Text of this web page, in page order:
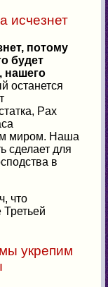
исчезнет
потому
будет
нашего
останется
Pax
миром. Наша
сделает для
в
что
Третьей
укрепим